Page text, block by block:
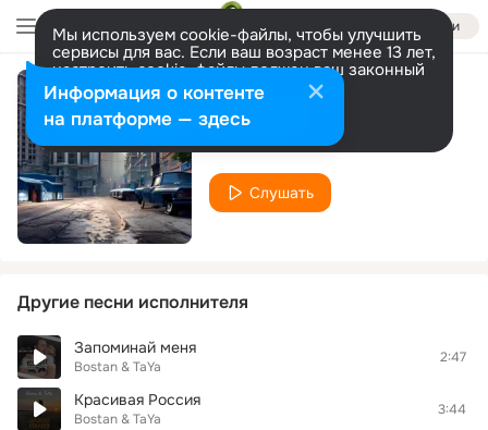
Войти
Мы используем cookie-файлы, чтобы улучшить
сервисы для вас. Если ваш возраст менее 13 лет,
настроить cookie-файлы должен ваш законный
представитель. Больше информации
Разрешить все Настроить
Город не спит
Bostan & TaYa
Слушать
Другие песни исполнителя
Запоминай меня
Bostan & TaYa
2:47
Красивая Россия
Bostan & TaYa
3:44
Информация о контенте
на платформе — здесь